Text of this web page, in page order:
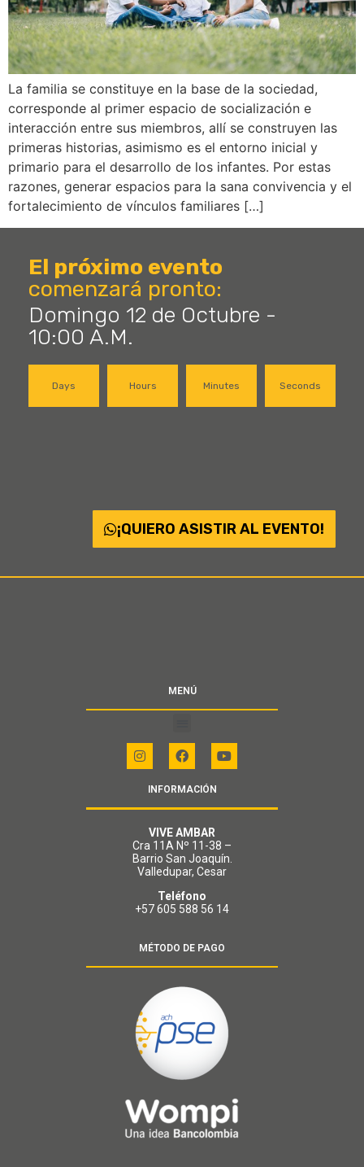
La familia se constituye en la base de la sociedad,
corresponde al primer espacio de socialización e
interacción entre sus miembros, allí se construyen las
primeras historias, asimismo es el entorno inicial y
primario para el desarrollo de los infantes. Por estas
razones, generar espacios para la sana convivencia y el
fortalecimiento de vínculos familiares […]
El próximo evento
comenzará pronto:
Domingo 12 de Octubre -
10:00 A.M.
Days Hours Minutes Seconds
¡QUIERO ASISTIR AL EVENTO!
MENÚ
INFORMACIÓN
VIVE AMBAR
Cra 11A Nº 11-38 –
Barrio San Joaquín.
Valledupar, Cesar
Teléfono
+57 605 588 56 14
MÉTODO DE PAGO